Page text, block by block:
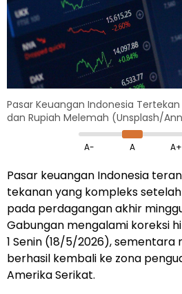
Pasar Keuangan Indonesia Tertekan
dan Rupiah Melemah (Unsplash/
A- A A+
Pasar keuangan Indonesia
tekanan yang kompleks
pada perdagangan akhir
Gabungan mengalami koreksi
1 Senin (18/5/2026), sementara
berhasil kembali ke zona
Amerika Serikat.